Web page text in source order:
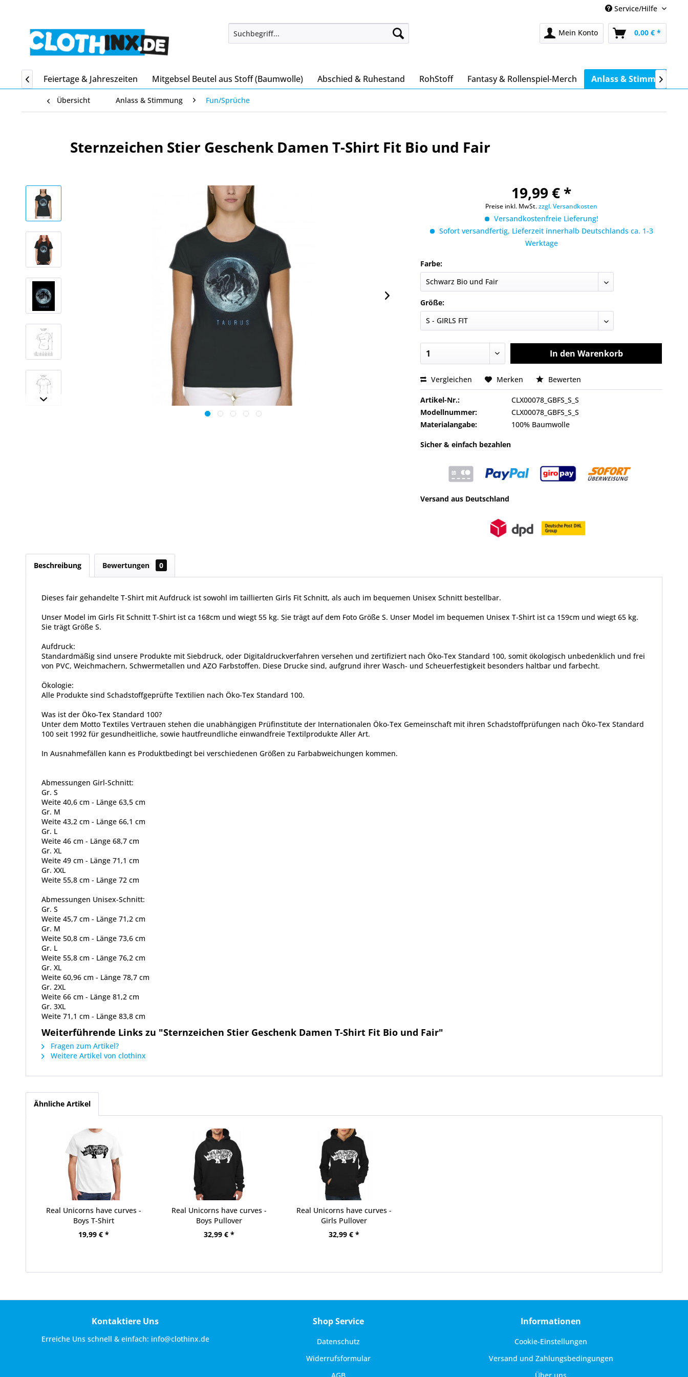
Service/Hilfe
Mein Konto 0,00 € *
Home Feiertage & Jahreszeiten Mitgebsel Beutel aus Stoff (Baumwolle) Abschied & Ruhestand RohStoff Fantasy & Rollenspiel-Merch Anlass & Stimmung
 
Übersicht Anlass & Stimmung Fun/Sprüche
Sternzeichen Stier Geschenk Damen T-Shirt Fit Bio und Fair
19,99 € *
Preise inkl. MwSt.zzgl. Versandkosten
Versandkostenfreie Lieferung!
Sofort versandfertig, Lieferzeit innerhalb Deutschlands ca. 1-3
Werktage
Farbe:
Größe:
In den Warenkorb
Vergleichen Merken Bewerten
Artikel-Nr.:
CLX00078_GBFS_S_S
Modellnummer:
CLX00078_GBFS_S_S
Materialangabe:
100% Baumwolle
Sicher & einfach bezahlen
Versand aus Deutschland
Beschreibung Bewertungen 0
Dieses fair gehandelte T-Shirt mit Aufdruck ist sowohl im taillierten Girls Fit Schnitt, als auch im bequemen Unisex Schnitt bestellbar.
Unser Model im Girls Fit Schnitt T-Shirt ist ca 168cm und wiegt 55 kg. Sie trägt auf dem Foto Größe S. Unser Model im bequemen Unisex T-Shirt ist ca 159cm und wiegt 65 kg.
Sie trägt Größe S.
Aufdruck:
Standardmäßig sind unsere Produkte mit Siebdruck, oder Digitaldruckverfahren versehen und zertifiziert nach Öko-Tex Standard 100, somit ökologisch unbedenklich und frei
von PVC, Weichmachern, Schwermetallen und AZO Farbstoffen. Diese Drucke sind, aufgrund ihrer Wasch- und Scheuerfestigkeit besonders haltbar und farbecht.
Ökologie:
Alle Produkte sind Schadstoffgeprüfte Textilien nach Öko-Tex Standard 100.
Was ist der Öko-Tex Standard 100?
Unter dem Motto Textiles Vertrauen stehen die unabhängigen Prüfinstitute der Internationalen Öko-Tex Gemeinschaft mit ihren Schadstoffprüfungen nach Öko-Tex Standard
100 seit 1992 für gesundheitliche, sowie hautfreundliche einwandfreie Textilprodukte Aller Art.
In Ausnahmefällen kann es Produktbedingt bei verschiedenen Größen zu Farbabweichungen kommen.
Abmessungen Girl-Schnitt:
Gr. S
Weite 40,6 cm - Länge 63,5 cm
Gr. M
Weite 43,2 cm - Länge 66,1 cm
Gr. L
Weite 46 cm - Länge 68,7 cm
Gr. XL
Weite 49 cm - Länge 71,1 cm
Gr. XXL
Weite 55,8 cm - Länge 72 cm
Abmessungen Unisex-Schnitt:
Gr. S
Weite 45,7 cm - Länge 71,2 cm
Gr. M
Weite 50,8 cm - Länge 73,6 cm
Gr. L
Weite 55,8 cm - Länge 76,2 cm
Gr. XL
Weite 60,96 cm - Länge 78,7 cm
Gr. 2XL
Weite 66 cm - Länge 81,2 cm
Gr. 3XL
Weite 71,1 cm - Länge 83,8 cm
Weiterführende Links zu "Sternzeichen Stier Geschenk Damen T-Shirt Fit Bio und Fair"
Fragen zum Artikel?
Weitere Artikel von clothinx
Ähnliche Artikel
Real Unicorns have curves -
Boys T-Shirt
19,99 € *
Real Unicorns have curves -
Boys Pullover
32,99 € *
Real Unicorns have curves -
Girls Pullover
32,99 € *
Kontaktiere Uns
Erreiche Uns schnell & einfach: info@clothinx.de
Shop Service
Datenschutz
Widerrufsformular
Informationen
Cookie-Einstellungen
Versand und Zahlungsbedingungen